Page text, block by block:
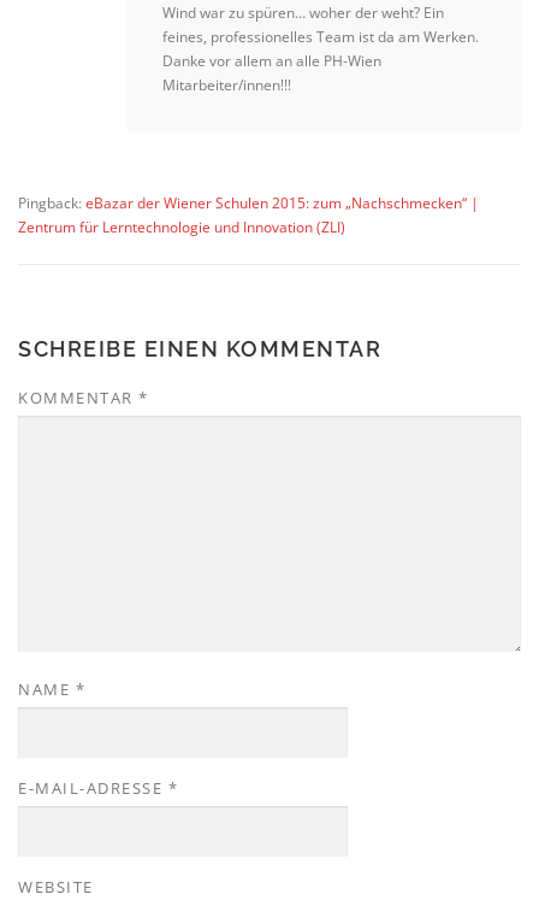
Wind war zu spüren… woher der weht? Ein
feines, professionelles Team ist da am Werken.
Danke vor allem an alle PH-Wien
Mitarbeiter/innen!!!
Pingback: eBazar der Wiener Schulen 2015: zum „Nachschmecken“ |
Zentrum für Lerntechnologie und Innovation (ZLI)
SCHREIBE EINEN KOMMENTAR
KOMMENTAR *
NAME *
E-MAIL-ADRESSE *
WEBSITE